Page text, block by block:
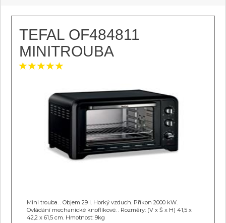
TEFAL OF484811
MINITROUBA
Mini trouba. . Objem 29 l. Horký vzduch. Příkon 2000 kW.
Ovládání mechanické knoflíkové. . Rozměry: (V x Š x H) 41,5 x
42,2 x 61,5 cm. Hmotnost: 9kg